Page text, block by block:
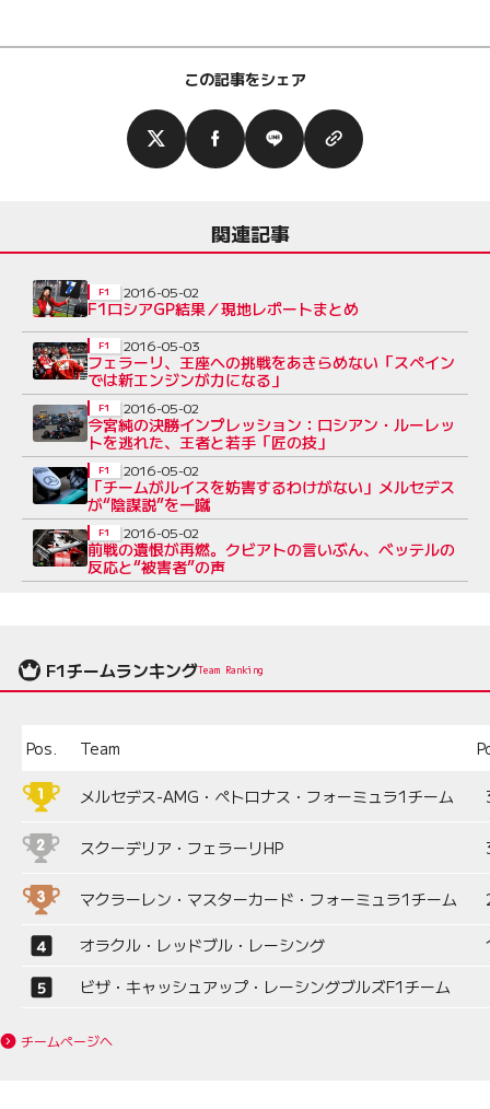
この記事をシェア
関連記事
F1ロシアGP結果／現地レポートまとめ
F1 2016-05-02
フェラーリ、王座への挑戦をあきらめない「スペイン
では新エンジンが力になる」
F1 2016-05-03
今宮純の決勝インプレッション：ロシアン・ルーレッ
トを逃れた、王者と若手「匠の技」
F1 2016-05-02
「チームがルイスを妨害するわけがない」メルセデス
が“陰謀説”を一蹴
F1 2016-05-02
前戦の遺恨が再燃。クビアトの言いぶん、ベッテルの
反応と“被害者”の声
F1 2016-05-02
F1チームランキングTeam Ranking
Pos. Team
メルセデス-AMG・ペトロナス・フォーミュラ1チーム
スクーデリア・フェラーリHP
マクラーレン・マスターカード・フォーミュラ1チーム
オラクル・レッドブル・レーシング
ビザ・キャッシュアップ・レーシングブルズF1チーム
チームページへ